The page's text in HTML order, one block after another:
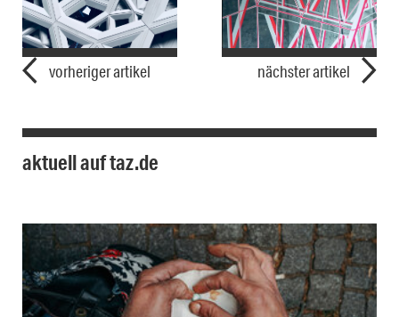
vorheriger artikel nächster artikel
aktuell auf taz.de